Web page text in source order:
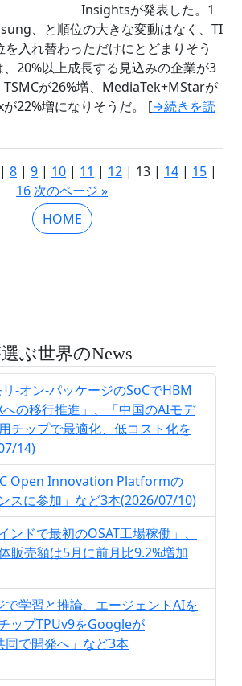
Insightsが発表した。1
、と順位の大きな変動はなく、TI
を入れ替わっただけにとどまりそう
20%以上成長する見込みの企業が3
が26%増、MediaTek+MStarが
22%増になりそうだ。 [→続きを読
| 8 | 9 | 10 | 11 | 12 | 13 | 14 | 15 |
16 次のページ »
HOME
ぶ世界のNews
リ-オン-パッケージのSoCでHBM
への移行推進」、「中国のAIモデ
チップで最適化、低コスト化を
14)
Open Innovation Platformの
スに参加」など3本(2026/07/10)
ンドで最初のOSAT工場稼働」、
販売額は5月に前月比9.2%増加
で学習と推論、エージェントAIを
ップTPUv9をGoogleが
同で開発へ」など3本